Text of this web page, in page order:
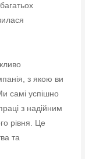
з якою ви
самі успішно
з надійним
рівня. Це
та